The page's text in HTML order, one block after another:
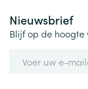
Nieuwsbrief
Blijf op de